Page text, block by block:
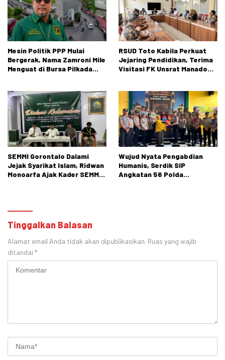
Mesin Politik PPP Mulai
Bergerak, Nama Zamroni Mile
Menguat di Bursa Pilkada
RSUD Toto Kabila Perkuat
Jejaring Pendidikan, Terima
Visitasi FK Unsrat Manado
SEMMI Gorontalo Dalami
Jejak Syarikat Islam, Ridwan
Monoarfa Ajak Kader SEMMI
Wujud Nyata Pengabdian
Humanis, Serdik SIP
Angkatan 56 Polda
Tinggalkan Balasan
Alamat email Anda tidak akan dipublikasikan. Ruas yang wajib
ditandai *